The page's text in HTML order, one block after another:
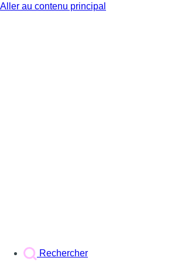
Aller au contenu principal
Rechercher